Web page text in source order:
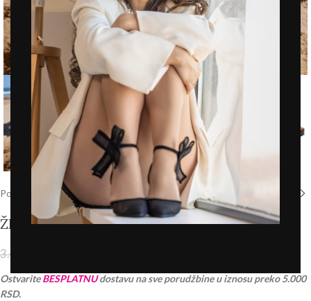
Click to enlarge
Početna Prodavnica
ŽENSKE PAPUČE – LP762671 CRNE
3.490,00
OstvariteBESPLATNUdostavu na sve porudžbine u iznosu preko 5.000
RSD.